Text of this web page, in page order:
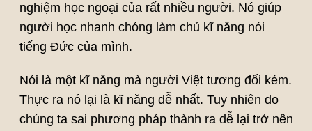
nghiệm học ngoại của rất nhiều người. Nó giúp
người học nhanh chóng làm chủ kĩ năng nói
tiếng Đức của mình.
Nói là một kĩ năng mà người Việt tương đối kém.
Thực ra nó lại là kĩ năng dễ nhất. Tuy nhiên do
chúng ta sai phương pháp thành ra dễ lại trở nên